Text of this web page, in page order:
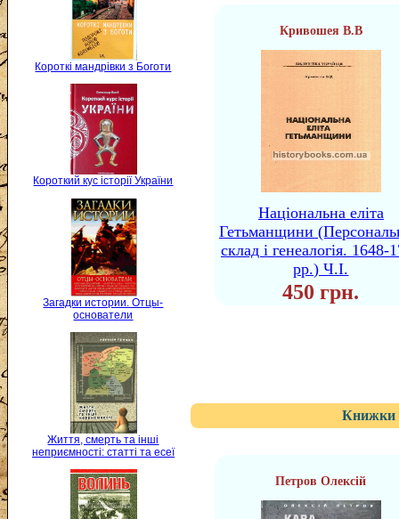
Короткі мандрівки з Боготи
Короткий кус історії України
Загадки истории. Отцы-
основатели
Життя, смерть та інші
неприємності: статті та есеї
Кривошея В.В
Національна еліта
Гетьманщини
склад і генеалогія. 1648-
рр.) Ч.І.
450 грн.
Книжки
Петров Олексій